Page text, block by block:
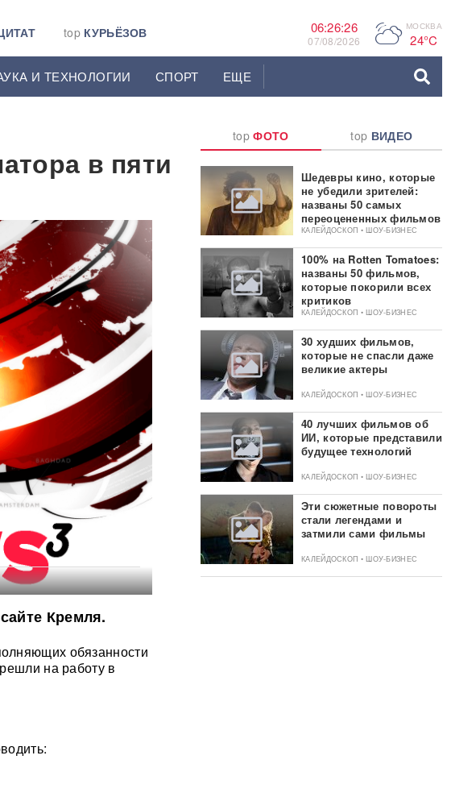
top КУРЬЁЗОВ 06:26:27
07/08/2026 P МОСКВА
24°C
И ТЕХНОЛОГИИ СПОРТ ЕЩЕ
в пяти
Кремля.
обязанности
на работу в
topФОТО top ВИДЕО
Шедевры кино, которые
не убедили зрителей:
названы 50 самых
переоцененных фильмов
КАЛЕЙДОСКОП • ШОУ-БИЗНЕС
100% на Rotten Tomatoes:
названы 50 фильмов,
которые покорили всех
критиков
КАЛЕЙДОСКОП • ШОУ-БИЗНЕС
30 худших фильмов,
которые не спасли даже
великие актеры
КАЛЕЙДОСКОП • ШОУ-БИЗНЕС
40 лучших фильмов об
ИИ, которые представили
будущее технологий
КАЛЕЙДОСКОП • ШОУ-БИЗНЕС
Эти сюжетные повороты
стали легендами и
затмили сами фильмы
КАЛЕЙДОСКОП • ШОУ-БИЗНЕС